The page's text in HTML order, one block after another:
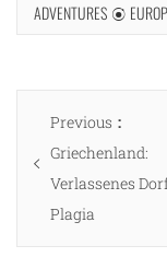
ADVENTURES
Previous
post:
Griechenland:
Verlassenes
Plagia